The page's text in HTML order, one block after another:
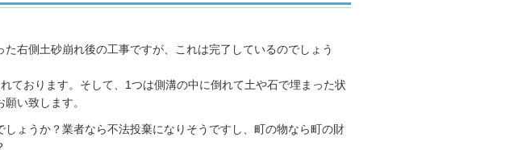
右側土砂崩れ後の工事ですが、これは完了しているのでしょう
ております。そして、1つは側溝の中に倒れて土や石で埋まった状
い致します。
ょうか？業者なら不法投棄になりそうですし、町の物なら町の財